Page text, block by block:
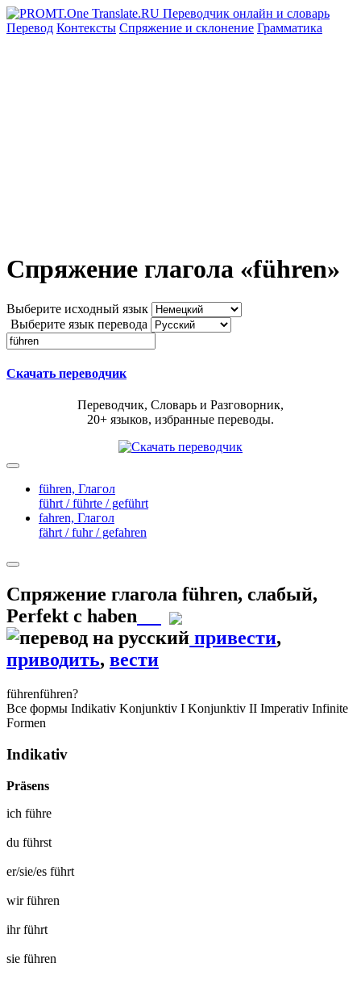
Перевод Контексты Спряжение и склонение Грамматика
Спряжение глагола «führen»
Выберите исходный язык
Выберите язык перевода
Скачать переводчик
Переводчик, Словарь и Разговорник,
20+ языков, избранные переводы.
führen, Глагол
führt / führte / geführt
fahren, Глагол
fährt / fuhr / gefahren
Спряжение глагола führen, слабый,
Perfekt с haben
привести,
приводить, вести
führenführen?
Все формы Indikativ Konjunktiv I Konjunktiv II Imperativ Infinite
Formen
Indikativ
Präsens
ich führe
du führst
er/sie/es führt
wirführen
ihrführt
sie führen